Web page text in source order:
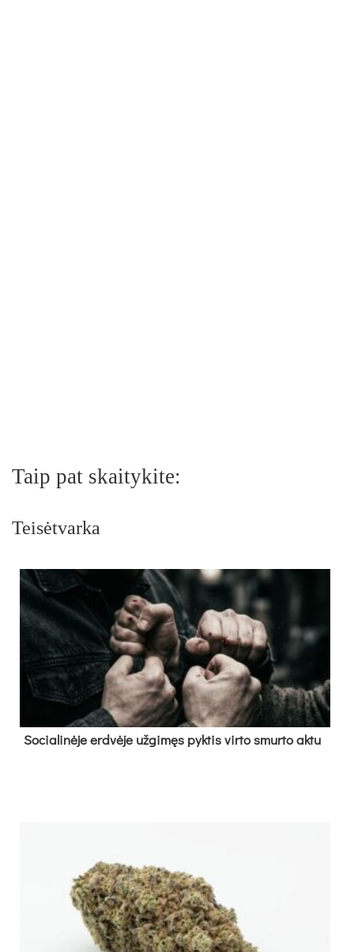
Taip pat skaitykite:
Teisėtvarka
So­cia­li­nė­je erd­vė­je už­gi­męs pyk­tis vir­to smur­to ak­tu